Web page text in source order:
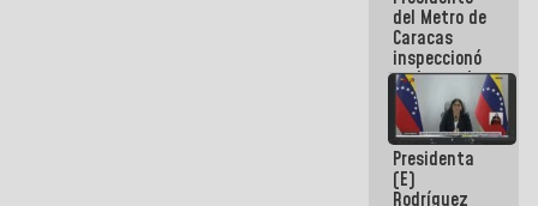
presencial
para el
diálogo
del Metro de
Caracas
inspeccionó
trabajos de
rehabilitación
y
modernización
de la vía
férrea
Presidenta
(E)
Rodríguez